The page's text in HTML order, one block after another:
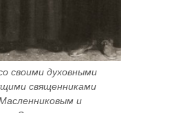
своими духовными
священниками
и